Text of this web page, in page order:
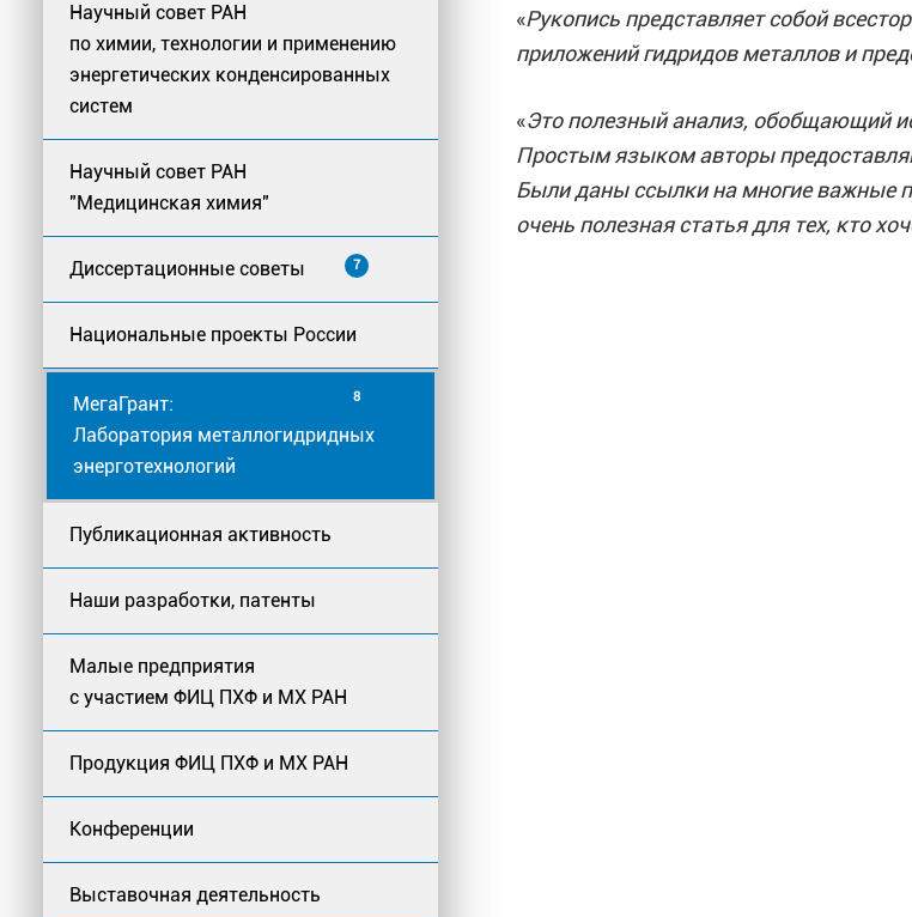
Научный совет РАН
по химии, технологии и применению
энергетических конденсированных
систем
Научный совет РАН
"Медицинская химия"
Диссертационные советы 7
Национальные проекты России
МегаГрант:
Лаборатория металлогидридных
энерготехнологий
8
Публикационная активность
Наши разработки, патенты
Малые предприятия
с участием ФИЦ ПХФ и МХ РАН
Продукция ФИЦ ПХФ и МХ РАН
Конференции
Выставочная деятельность
«Рукопись представляет собой
приложений гидридов металлов и
«Это полезный анализ, обобщающий
Простым языком авторы
Были даны ссылки на многие важные
очень полезная статья для тех, кто